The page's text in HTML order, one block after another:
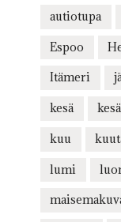
autiotupa
Espoo
Itämeri
kesä
kuu
lumi